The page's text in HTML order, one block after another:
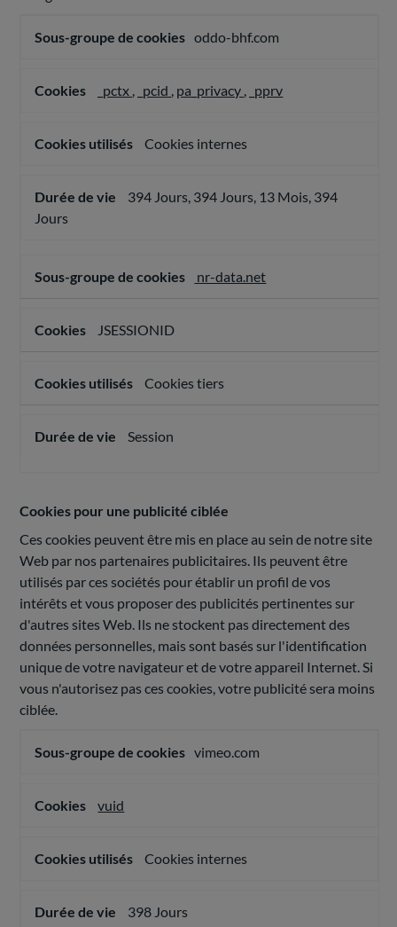
de
oddo-bhf.com
_pctx , _pcid , pa_privacy , _pprv
Cookies internes
394 Jours, 394 Jours, 13 Mois, 394
Jours
nr-data.net
JSESSIONID
Cookies tiers
Session
Cookies pour une publicité ciblée
Ces cookies peuvent être mis en place au sein de notre site
Web par nos partenaires publicitaires. Ils peuvent être
utilisés par ces sociétés pour établir un profil de vos
intérêts et vous proposer des publicités pertinentes sur
d'autres sites Web. Ils ne stockent pas directement des
données personnelles, mais sont basés sur l'identification
unique de votre navigateur et de votre appareil Internet. Si
vous n'autorisez pas ces cookies, votre publicité sera moins
ciblée.
pour
ciblée
vimeo.com
vuid
Cookies internes
398 Jours